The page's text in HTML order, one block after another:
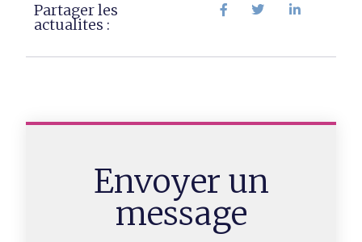
Partager les
actualites :
Envoyer un
message